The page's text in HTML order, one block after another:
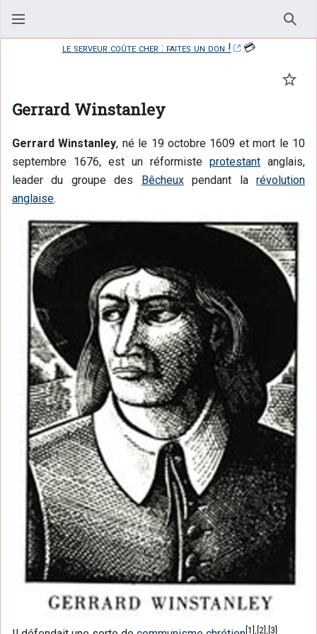
le serveur coûte cher : faites un don !
💳
Gerrard Winstanley
Gerrard Winstanley, né le 19 octobre 1609 et mort le 10
septembre 1676, est un réformiste protestant anglais,
leader du groupe des
Bêcheuxpendant larévolution
anglaise.
1 2 3